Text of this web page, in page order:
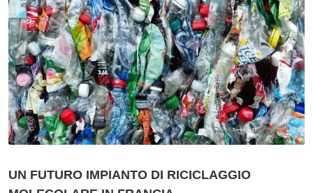
UN FUTURO IMPIANTO DI RICICLAGGIO